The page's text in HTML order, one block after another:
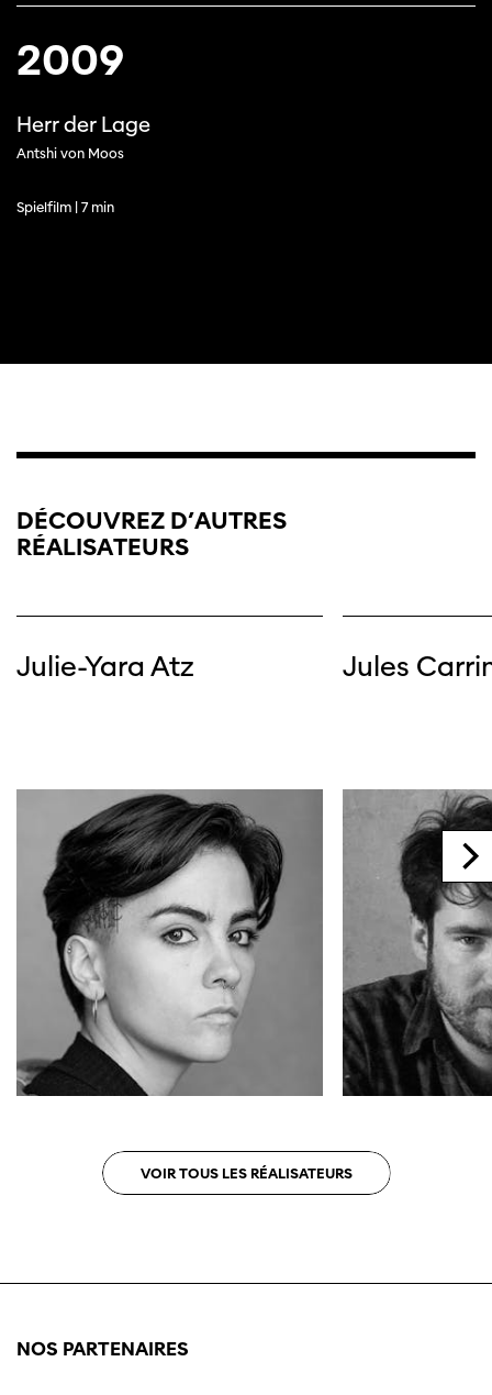
optimale avec Internet Explorer. Veuillez
2009
Herr der Lage
Antshi von Moos
Spielfilm | 7 min
DÉCOUVREZ D’AUTRES
RÉALISATEURS
VOIR TOUS LES RÉALISATEURS
Julie-Yara Atz Jules
NOS PARTENAIRES